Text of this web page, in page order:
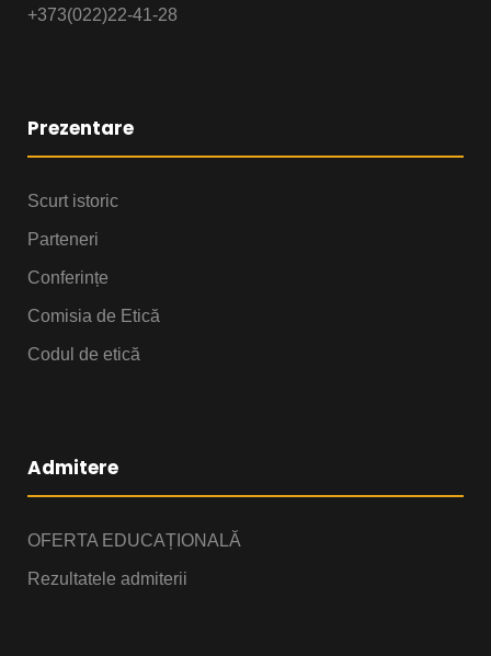
+373(022)22-41-28
Prezentare
Scurt istoric
Parteneri
Conferințe
Comisia de Etică
Codul de etică
Admitere
OFERTA EDUCAȚIONALĂ
Rezultatele admiterii